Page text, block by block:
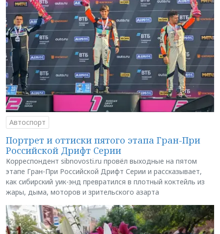
Автоспорт
Портрет и оттиски пятого этапа Гран-При
Российской Дрифт Серии
Корреспондент sibnovosti.ru провёл выходные на пятом
этапе Гран-При Российской Дрифт Серии и рассказывает,
как сибирский уик-энд превратился в плотный коктейль из
жары, дыма, моторов и зрительского азарта